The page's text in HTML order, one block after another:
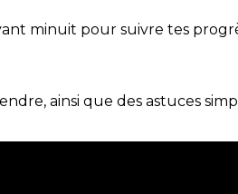
minuit pour suivre tes
ainsi que des astuces